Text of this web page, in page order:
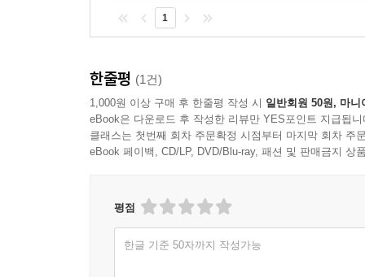
1
한줄평 (1건)
1,000원 이상 구매 후 한줄평 작성 시 일반회원 50원, 마니
eBook은 다운로드 후 작성한 리뷰만 YES포인트 지급됩니
클래스는 첫번째 회차 주문확정 시점부터 마지막 회차 주
eBook 페이백, CD/LP, DVD/Blu-ray, 패션 및 판매금지 상
평점
한글 기준 50자까지 작성가능